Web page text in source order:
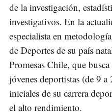
de la investigación,
investigativos. En la
especialista en
de Deportes de su país
Promesas Chile, que
jóvenes deportistas (de 9 a
iniciales de su carrera
el alto rendimiento.